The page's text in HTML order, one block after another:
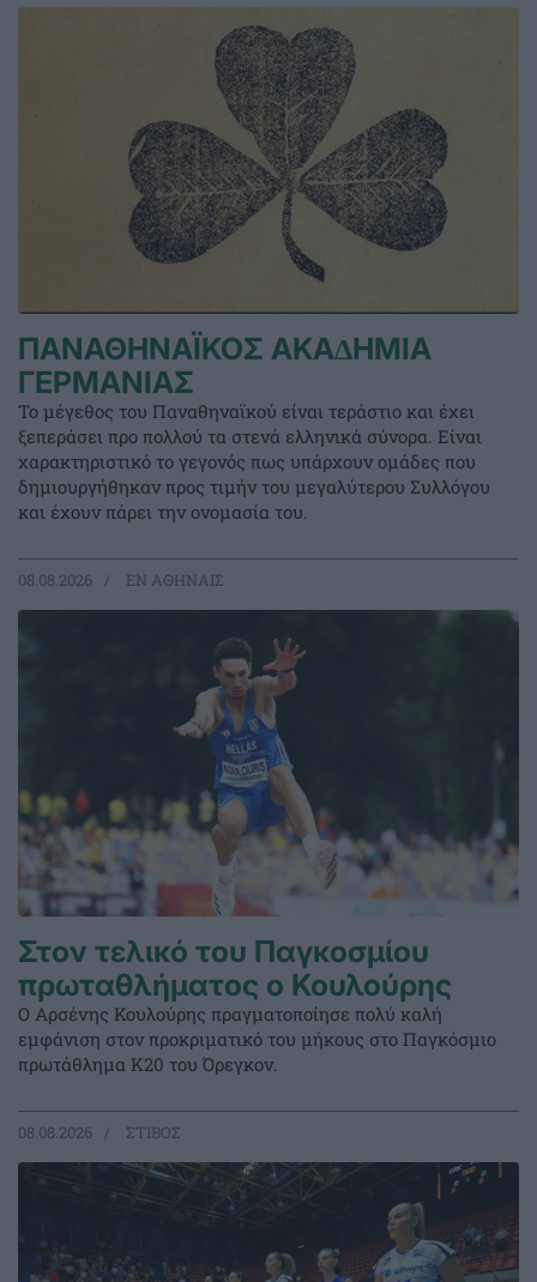
ΠΑΝΑΘΗΝΑΪΚΟΣ ΑΚΑ∆ΗΜΙΑ
ΓΕΡΜΑΝΙΑΣ
Το μέγεθος του Παναθηναϊκού είναι τεράστιο και έχει
ξεπεράσει προ πολλού τα στενά ελληνικά σύνορα. Είναι
χαρακτηριστικό το γεγονός πως υπάρχουν ομάδες που
δημιουργήθηκαν προς τιμήν του μεγαλύτερου Συλλόγου
και έχουν πάρει την ονομασία του.
08.08.2026 EΝ ΑΘΗΝΑΙΣ
Στον τελικό του Παγκοσμίου
πρωταθλήματος ο Κουλούρης
Ο Αρσένης Κουλούρης πραγματοποίησε πολύ καλή
εμφάνιση στον προκριματικό του μήκους στο Παγκόσμιο
πρωτάθλημα Κ20 του Όρεγκον.
08.08.2026 ΣΤΙΒΟΣ